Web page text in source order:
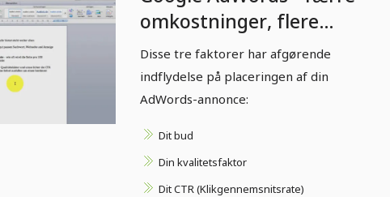
omkostninger, flere
kunder - Sådan forklarer
prisen for dit bud og din
position sig selv.
Disse tre faktorer har afgørende
indflydelse på placeringen af din
AdWords-annonce:
Dit bud
Din kvalitetsfaktor
Dit CTR (Klikgennemsnitsrate)